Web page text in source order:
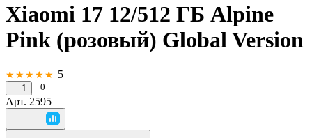
Xiaomi 17 12/512 ГБ Alpine
Pink (розовый) Global Version
★★★★★ 5
1 0
Арт. 2595